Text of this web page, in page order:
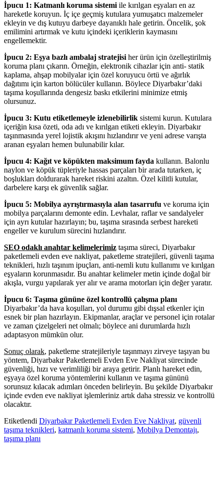
İpucu 1: Katmanlı koruma sistemi ile kırılgan eşyaları en az
hareketle koruyun. İç içe geçmiş kutulara yumuşatıcı malzemeler
ekleyin ve dış kutuyu darbeye dayanıklı hale getirin. Öncelik, şok
emilimini artırmak ve kutu içindeki içeriklerin kaymasını
engellemektir.
İpucu 2: Eşya bazlı ambalaj stratejisi her ürün için özelleştirilmiş
koruma planı çıkarın. Örneğin, elektronik cihazlar için anti- statik
kaplama, ahşap mobilyalar için özel koruyucu örtü ve ağırlık
dağıtımı için karton bölücüler kullanın. Böylece Diyarbakır’daki
taşıma koşullarında dengesiz baskı etkilerini minimize etmiş
olursunuz.
İpucu 3: Kutu etiketlemeyle izlenebilirlik sistemi kurun. Kutulara
içeriğin kısa özeti, oda adı ve kırılgan etiketi ekleyin. Diyarbakır
taşınmasında yerel lojistik akışını hızlandırır ve yeni adrese varışta
aranan eşyaları hemen bulunabilir kılar.
İpucu 4: Kağıt ve köpükten maksimum fayda kullanın. Balonlu
naylon ve köpük tüpleriyle hassas parçaları bir arada tutarken, iç
boşlukları doldurarak hareket riskini azaltın. Özel kilitli kutular,
darbelere karşı ek güvenlik sağlar.
İpucu 5: Mobilya ayrıştırmasıyla alan tasarrufu ve koruma için
mobilya parçalarını demonte edin. Levhalar, raflar ve sandalyeler
için ayrı kutular hazırlayın; bu, taşıma sırasında serbest hareketi
engeller ve kurulum sürecini hızlandırır.
SEO odaklı anahtar kelimelerimiz taşıma süreci, Diyarbakır
paketlemeli evden eve nakliyat, paketleme stratejileri, güvenli taşıma
teknikleri, hızlı taşınım ipuçları, anti-nemli kutu kullanımı ve kırılgan
eşyaların korunmasıdır. Bu anahtar kelimeler metin içinde doğal bir
akışla, vurgu yapılarak yer alır ve arama motorları için değer yaratır.
İpucu 6: Taşıma gününe özel kontrollü çalışma planı
Diyarbakır’da hava koşulları, yol durumu gibi dışsal etkenler için
esnek bir plan hazırlayın. Ekipmanlar, araçlar ve personel için rotalar
ve zaman çizelgeleri net olmalı; böylece ani durumlarda hızlı
adaptasyon mümkün olur.
Sonuç olarak, paketleme stratejileriyle taşınmayı zirveye taşıyan bu
yöntem, Diyarbakır Paketlemeli Evden Eve Nakliyat sürecinde
güvenliği, hızı ve verimliliği bir araya getirir. Planlı hareket edin,
eşyaya özel koruma yöntemlerini kullanın ve taşıma gününü
sorunsuz kılacak adımları önceden belirleyin. Bu şekilde Diyarbakır
içinde evden eve nakliyat işlemleriniz artık daha stressiz ve kontrollü
olacaktır.
Etiketlendi Diyarbakır Paketlemeli Evden Eve Nakliyat, güvenli
taşıma teknikleri, katmanlı koruma sistemi, Mobilya Demontajı,
taşıma planı